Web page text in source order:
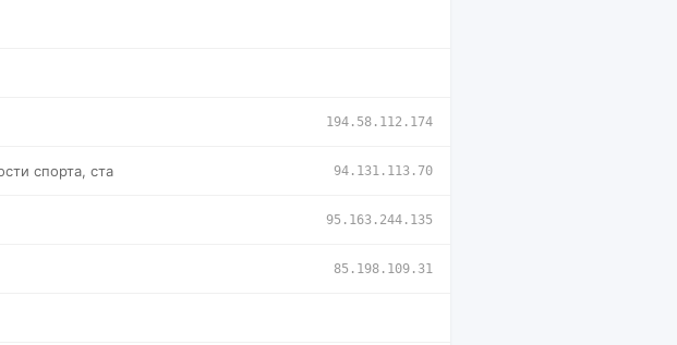
194.58.112.174
спорта, ста 94.131.113.70
95.163.244.135
85.198.109.31